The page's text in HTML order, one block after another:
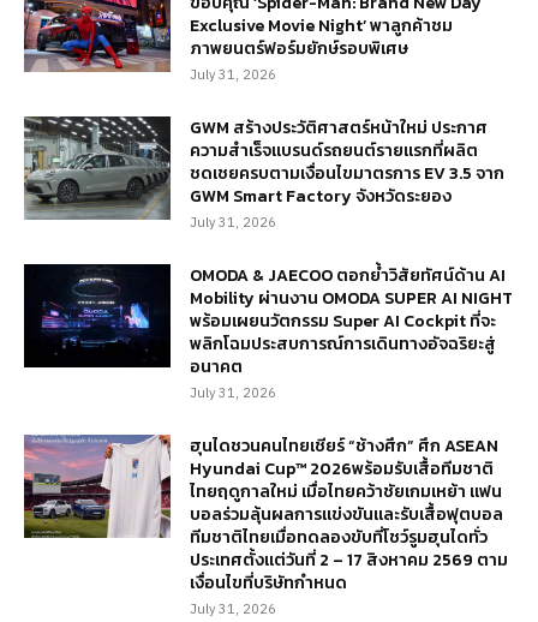
Exclusive Movie Night’ พาลูกค้าชม
ภาพยนตร์ฟอร์มยักษ์รอบพิเศษ
July 31, 2026
GWM สร้างประวัติศาสตร์หน้าใหม่ ประกาศ
ความสำเร็จแบรนด์รถยนต์รายแรกที่ผลิต
ชดเชยครบตามเงื่อนไขมาตรการ EV 3.5 จาก
GWM Smart Factory จังหวัดระยอง
July 31, 2026
OMODA & JAECOO ตอกย้ำวิสัยทัศน์ด้าน AI
Mobility ผ่านงาน OMODA SUPER AI NIGHT
พร้อมเผยนวัตกรรม Super AI Cockpit ที่จะ
พลิกโฉมประสบการณ์การเดินทางอัจฉริยะสู่
อนาคต
July 31, 2026
ฮุนไดชวนคนไทยเชียร์ “ช้างศึก” ศึก ASEAN
Hyundai Cup™ 2026พร้อมรับเสื้อทีมชาติ
ไทยฤดูกาลใหม่ เมื่อไทยคว้าชัยเกมเหย้า แฟน
บอลร่วมลุ้นผลการแข่งขันและรับเสื้อฟุตบอล
ทีมชาติไทยเมื่อทดลองขับที่โชว์รูมฮุนไดทั่ว
ประเทศตั้งแต่วันที่ 2 – 17 สิงหาคม 2569 ตาม
เงื่อนไขที่บริษัทกำหนด
July 31, 2026